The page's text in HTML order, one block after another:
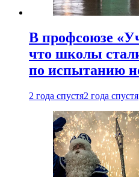
В профсоюзе
что школы
по испытанию
2 года спустя2 года спустя